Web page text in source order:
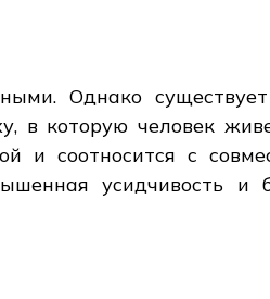
Однако
в которую человек
и соотносится с
усидчивость и